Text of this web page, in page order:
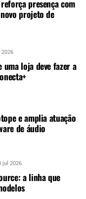
homenagem
uma era
Rock Master
da nova Série
é uma
o mercado e
business,
presença com
projeto de
2026
loja deve fazer a
e amplia atuação
de áudio
jul 2026
a linha que